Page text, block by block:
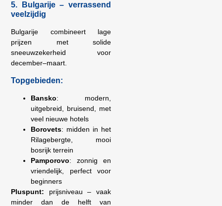
5. Bulgarije – verrassend
veelzijdig
Bulgarije combineert lage
prijzen met solide
sneeuwzekerheid voor
december–maart.
Topgebieden:
Bansko: modern,
uitgebreid, bruisend, met
veel nieuwe hotels
Borovets: midden in het
Rilagebergte, mooi
bosrijk terrein
Pamporovo: zonnig en
vriendelijk, perfect voor
beginners
Pluspunt: prijsniveau – vaak
minder dan de helft van